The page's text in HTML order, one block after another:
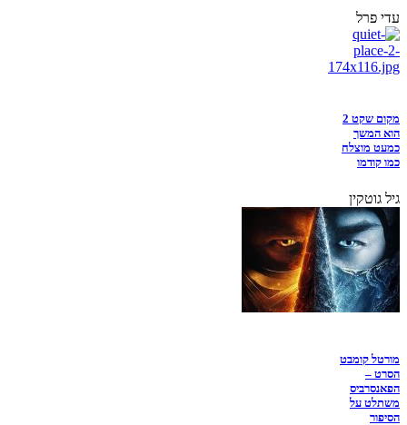
עדי פרל
מקום שקט 2
הוא המשך
כמעט מוצלח
כמו קודמו
גיל גוטקין
מורטל קומבט
הסרט –
הפאנסרביס
משתלט על
הסיפור